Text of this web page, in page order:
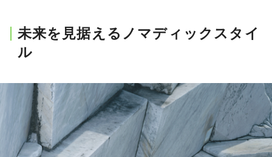
未来を見据えるノマディックスタイ
ル